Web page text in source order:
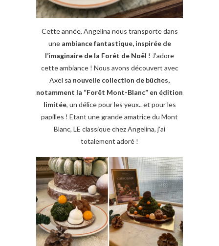
Cette année, Angelina nous transporte dans
une ambiance fantastique, inspirée de
l’imaginaire de la Forêt de Noël ! J’adore
cette ambiance ! Nous avons découvert avec
Axel sa nouvelle collection de bûches,
notamment la “Forêt Mont-Blanc” en édition
limitée, un délice pour les yeux.. et pour les
papilles ! Etant une grande amatrice du Mont
Blanc, LE classique chez Angelina, j’ai
totalement adoré !